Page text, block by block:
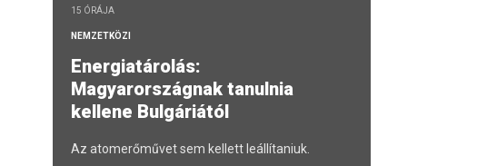
15 ÓRÁJA
NEMZETKÖZI
Energiatárolás:
Magyarországnak tanulnia
kellene Bulgáriától
Az atomerőművet sem kellett leállítaniuk.